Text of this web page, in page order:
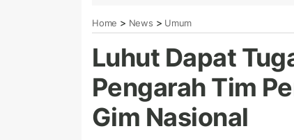
Home > News > Umum
Luhut Dapat
Pengarah Tim
Gim Nasional